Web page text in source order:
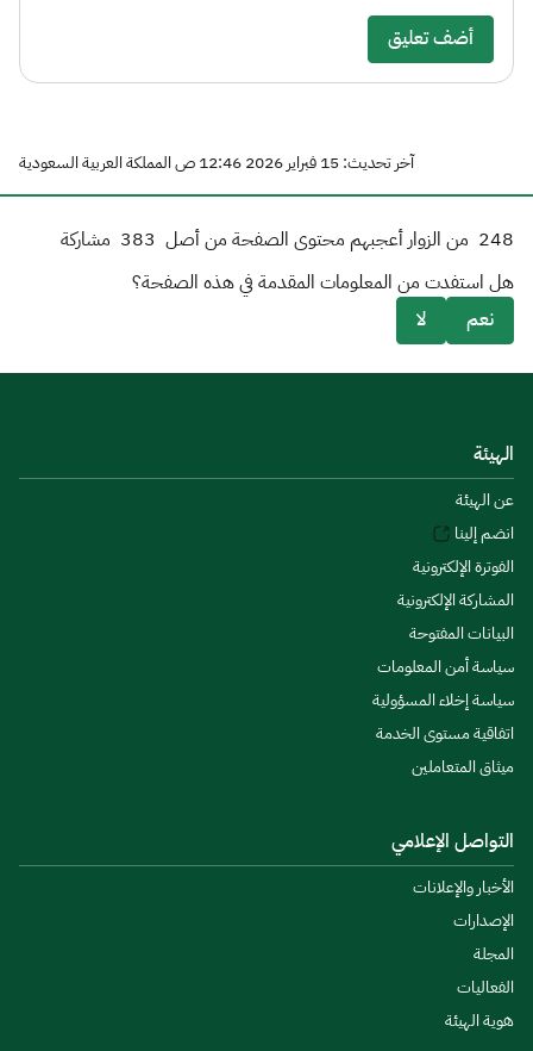
أضف تعليق
آخر تحديث: 15 فبراير 2026 12:46 ص المملكة العربية السعودية
248 من الزوار أعجبهم محتوى الصفحة من أصل 383 مشاركة
هل استفدت من المعلومات المقدمة في هذه الصفحة؟
نعم
لا
الهيئة
عن الهيئة
انضم إلينا
الفوترة الإلكترونية
المشاركة الإلكترونية
البيانات المفتوحة
سياسة أمن المعلومات
سياسة إخلاء المسؤولية
اتفاقية مستوى الخدمة
ميثاق المتعاملين
التواصل الإعلامي
الأخبار والإعلانات
الإصدارات
المجلة
الفعاليات
هوية الهيئة